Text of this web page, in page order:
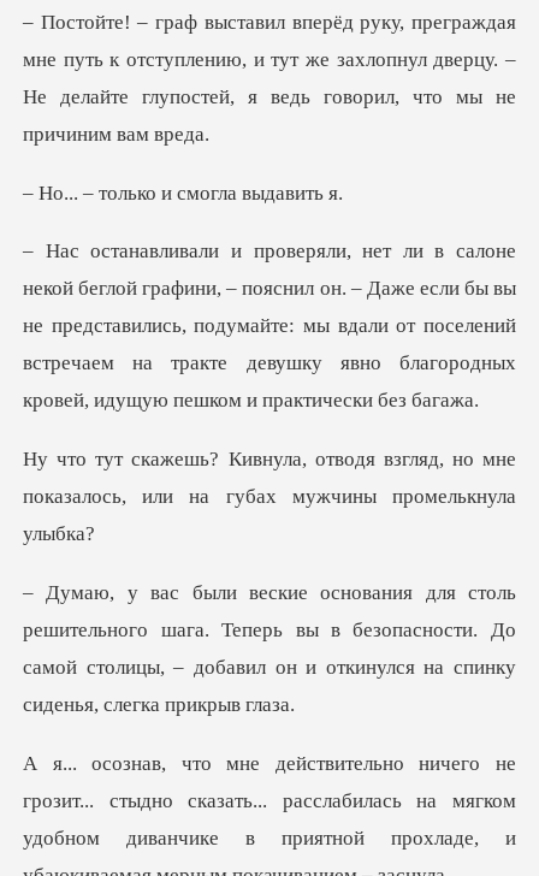
уть к отступлению, и тут же захлопнул дверцу. –
Не делайт
лько и смогл
н. – Даже если бы вы
не представились, подумайте: мы вдали от поселений
встречаем
я взгляд, но мне
показалось, или н
о шага. Теперь вы в безопасности. До
самой столицы, – доба
дно сказать... расслабилась на мягком
удобном диванчике в при